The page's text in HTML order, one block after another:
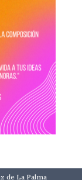
de La Palma